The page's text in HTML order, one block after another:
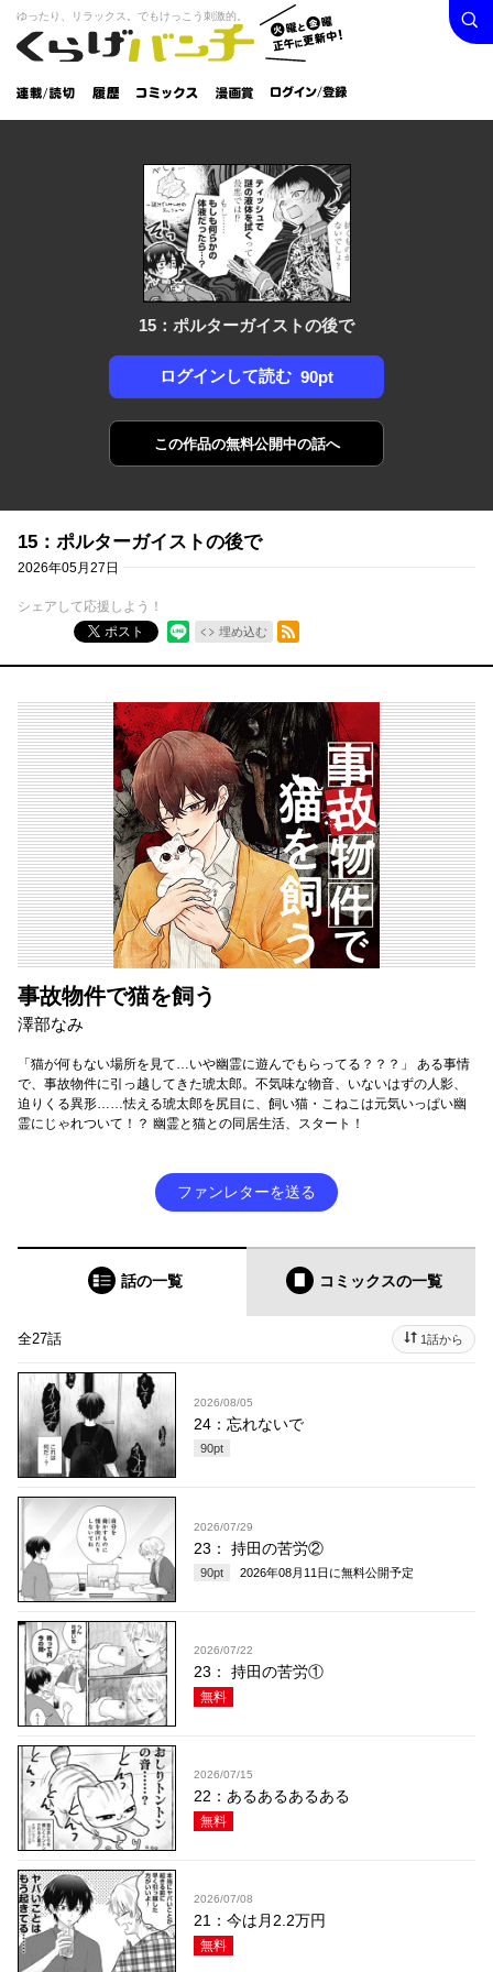
くらげバンチ
火曜と
金曜正
午に更
新中！
ゆったり、リラックス。でもけっこう刺激的。
連載/読
切
履
歴
コミック
漫画
賞
ログイン /
登録
検索
15：ポルターガイストの後で
ログインして読む 90pt
この作品の無料公開中の話へ
15：ポルターガイストの後で
2026年05月27日
シェアして応援しよう！
ポスト
埋め込む
RSSフィード
事故物件で猫を飼う
澤部なみ
「猫が何もない場所を見て…いや幽霊に遊んでもらってる？？？」 ある事情
で、事故物件に引っ越してきた琥太郎。不気味な物音、いないはずの人影、
迫りくる異形……怯える琥太郎を尻目に、飼い猫・こねこは元気いっぱい幽
霊にじゃれついて！？ 幽霊と猫との同居生活、スタート！
ファンレターを送る
話の一覧 コミックスの一覧
全27話 1話から
2026/08/05
24：忘れないで
90pt
2026/07/29
23： 持田の苦労②
90pt 2026年08月11日 に無料公開予定
2026/07/22
23： 持田の苦労①
無料
2026/07/15
22：あるあるあるある
無料
2026/07/08
21：今は月2.2万円
無料